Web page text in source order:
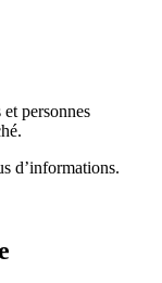
personnes
d’informations.